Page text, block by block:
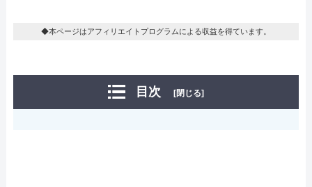
◆本ページはアフィリエイトプログラムによる収益を得ています。
目次 [閉じる]